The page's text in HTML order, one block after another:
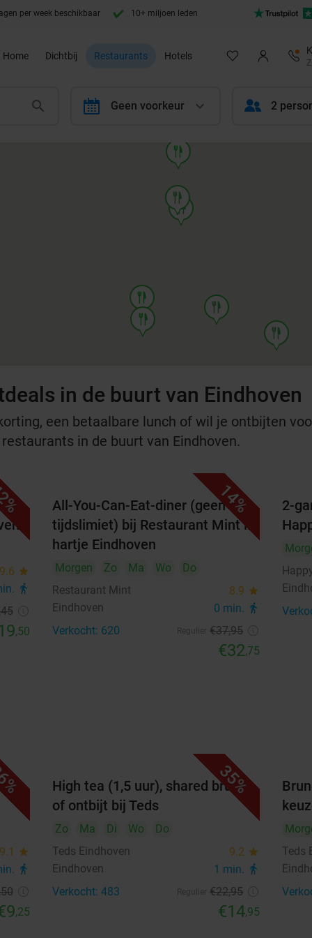
per week beschikbaar 10+ miljoen leden
Home Dichtbij Restaurants Hotels
calendar Geen voorkeur 2
food
food
food
food
food
food
food
in de buurt van Eindhoven
een betaalbare lunch of wil je ontbijten
in de buurt van Eindhoven.
9.6 star
directions_walk
,50
14%
All-You-Can-Eat-diner (geen
tijdslimiet) bij Restaurant Mint in
hartje Eindhoven
Morgen Zo Ma Wo
Do
Restaurant Mint
8.9 star
Eindhoven 0 min. directions_walk
Verkocht: 620 €37,95
€32,75
2-
9.1 star
directions_walk
,25
35%
High tea (1,5 uur), shared brunch
of ontbijt bij Teds
Zo Ma Di Wo
Do
Teds Eindhoven
9.2 star
Eindhoven 1 min. directions_walk
Verkocht: 483 €22,95
€14,95
Teds